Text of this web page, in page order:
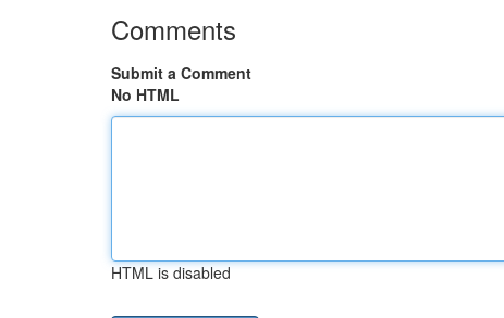
Comments
Submit a Comment
No HTML
HTML is disabled